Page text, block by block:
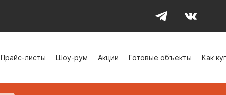
Прайс-листы Шоу-рум Акции Готовые объекты Как